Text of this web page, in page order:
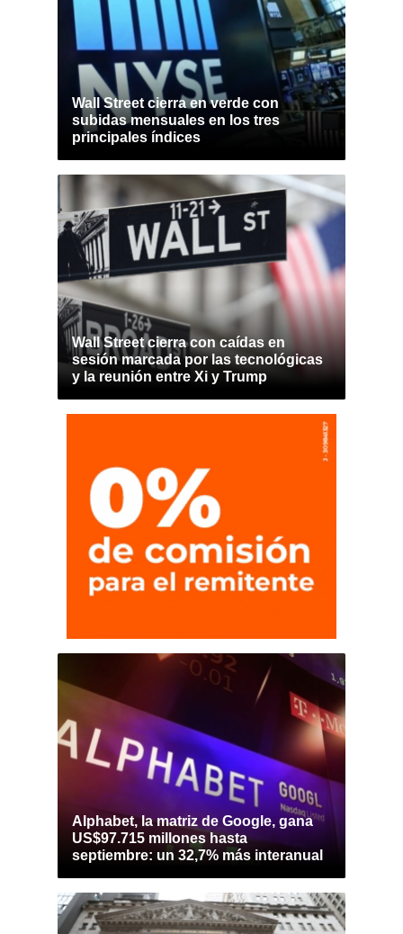
Wall Street cierra en verde con
subidas mensuales en los tres
principales índices
Wall Street cierra con caídas en
sesión marcada por las tecnológicas
y la reunión entre Xi y Trump
Alphabet, la matriz de Google, gana
US$97.715 millones hasta
septiembre: un 32,7% más interanual